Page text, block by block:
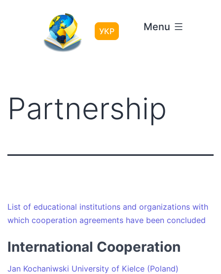
УКР Menu
Partnership
List of educational institutions and organizations with
which cooperation agreements have been concluded
International Cooperation
Jan Kochaniwski University of Kielce (Poland)